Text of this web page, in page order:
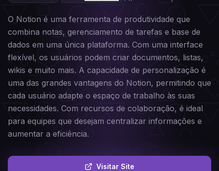
O Notion é uma ferramenta de produtividade que
combina notas, gerenciamento de tarefas e base de
dados em uma única plataforma. Com uma interface
flexível, os usuários podem criar documentos, listas,
wikis e muito mais. A capacidade de personalização é
uma das grandes vantagens do Notion, permitindo que
cada usuário adapte o espaço de trabalho às suas
necessidades. Com recursos de colaboração, é ideal
para equipes que desejam centralizar informações e
aumentar a eficiência.
Visitar Site